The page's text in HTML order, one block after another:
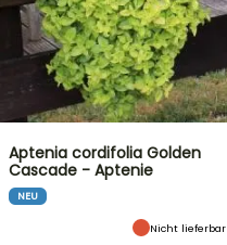
Aptenia cordifolia Golden
Cascade - Aptenie
NEU
Nicht lieferbar